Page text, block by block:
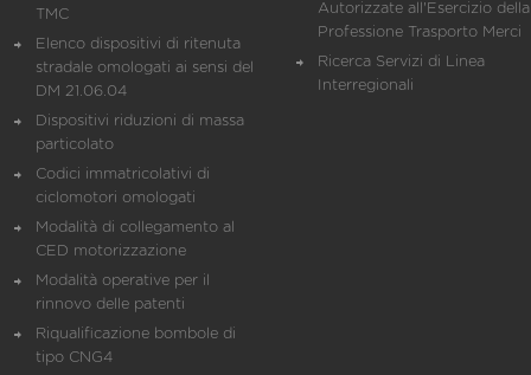
TMC
Elenco dispositivi di ritenuta
stradale omologati ai sensi del
DM 21.06.04
Dispositivi riduzioni di massa
particolato
Codici immatricolativi di
ciclomotori omologati
Modalità di collegamento al
CED motorizzazione
Modalità operative per il
rinnovo delle patenti
Riqualificazione bombole di
tipo CNG4
Autorizzate all'Esercizio della
Professione Trasporto Merci
Ricerca Servizi di Linea
Interregionali